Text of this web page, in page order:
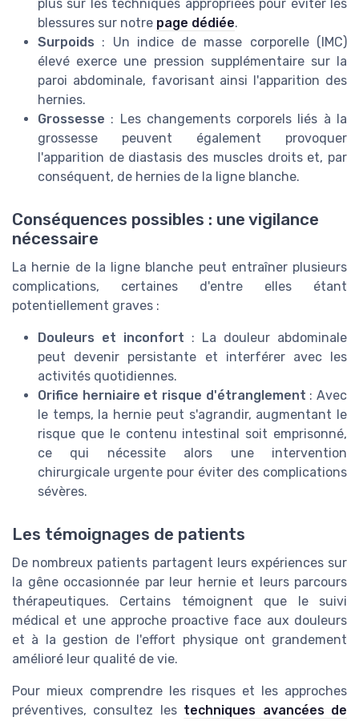
plus sur les techniques appropriées pour éviter les
blessures sur notre page dédiée.
Surpoids : Un indice de masse corporelle (IMC)
élevé exerce une pression supplémentaire sur la
paroi abdominale, favorisant ainsi l'apparition des
hernies.
Grossesse : Les changements corporels liés à la
grossesse peuvent également provoquer
l'apparition de diastasis des muscles droits et, par
conséquent, de hernies de la ligne blanche.
Conséquences possibles : une vigilance
nécessaire
La hernie de la ligne blanche peut entraîner plusieurs
complications, certaines d'entre elles étant
potentiellement graves :
Douleurs et inconfort : La douleur abdominale
peut devenir persistante et interférer avec les
activités quotidiennes.
Orifice herniaire et risque d'étranglement : Avec
le temps, la hernie peut s'agrandir, augmentant le
risque que le contenu intestinal soit emprisonné,
ce qui nécessite alors une intervention
chirurgicale urgente pour éviter des complications
sévères.
Les témoignages de patients
De nombreux patients partagent leurs expériences sur
la gêne occasionnée par leur hernie et leurs parcours
thérapeutiques. Certains témoignent que le suivi
médical et une approche proactive face aux douleurs
et à la gestion de l'effort physique ont grandement
amélioré leur qualité de vie.
Pour mieux comprendre les risques et les approches
préventives, consultez les techniques avancées de